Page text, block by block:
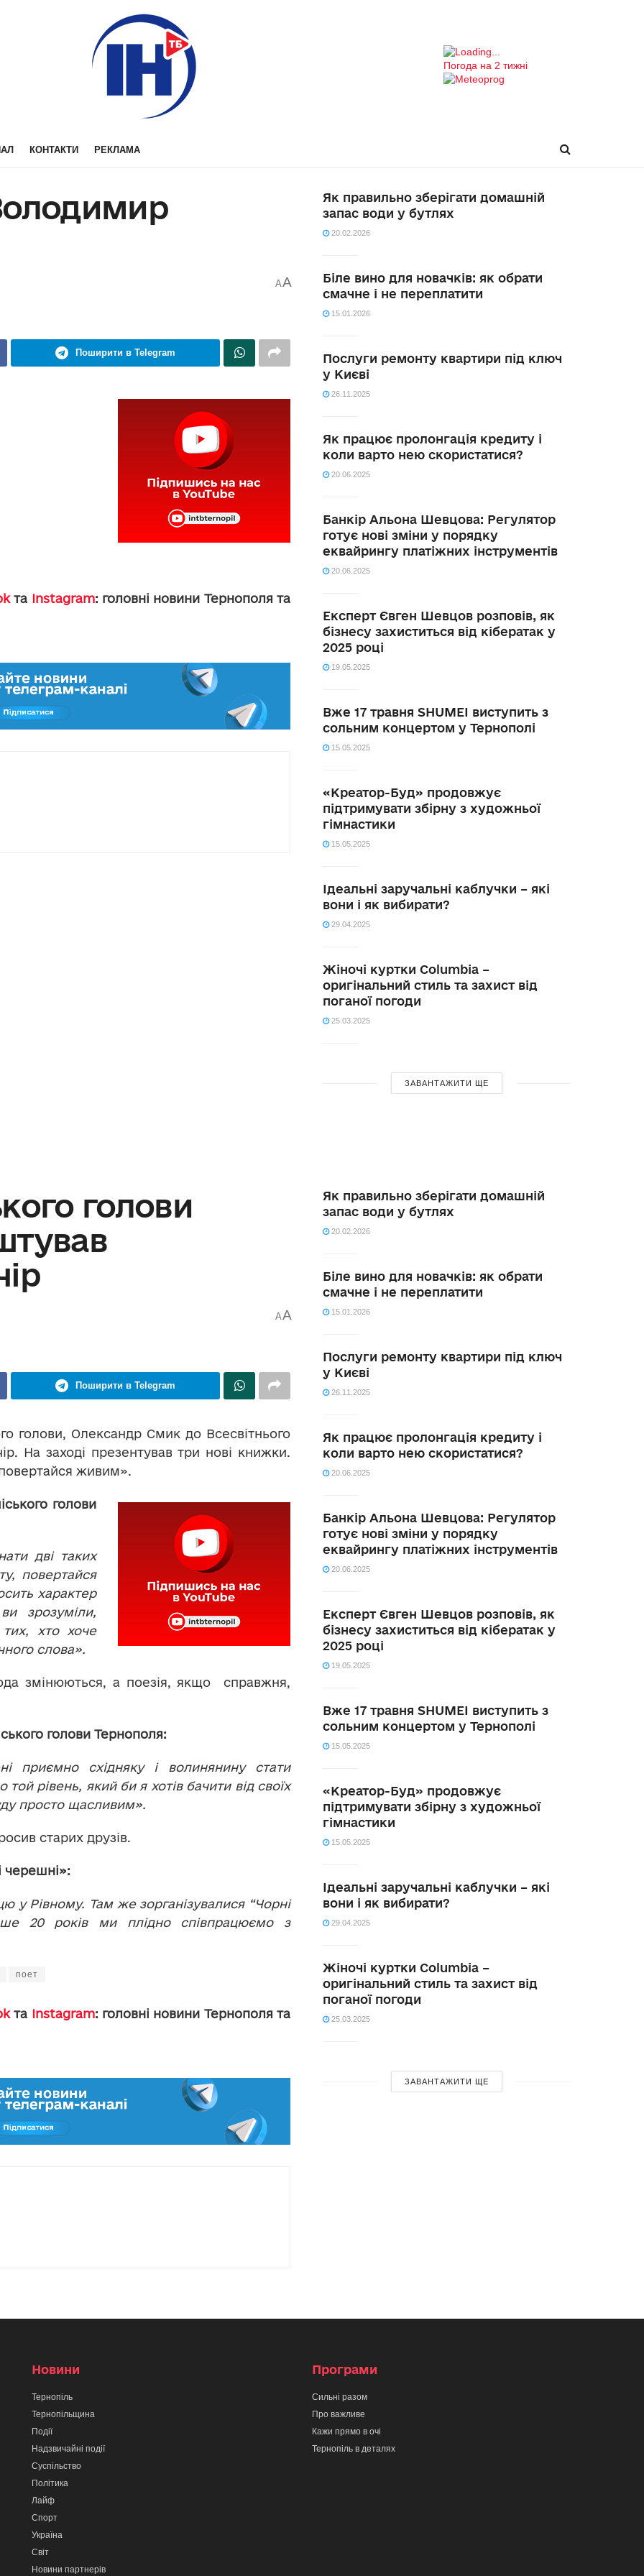
Погода на 2 тижні
КОНТАКТИ РЕКЛАМА
AA
Поширити в Telegram
та Instagram: головні новини Тернополя та
Як правильно зберігати домашній
запас води у бутлях
20.02.2026
Біле вино для новачків: як обрати
смачне і не переплатити
15.01.2026
Послуги ремонту квартири під ключ
у Києві
26.11.2025
Як працює пролонгація кредиту і
коли варто нею скористатися?
20.06.2025
Банкір Альона Шевцова: Регулятор
готує нові зміни у порядку
еквайрингу платіжних інструментів
20.06.2025
Експерт Євген Шевцов розповів, як
бізнесу захиститься від кібератак у
2025 році
19.05.2025
Вже 17 травня SHUMEI виступить з
сольним концертом у Тернополі
15.05.2025
«Креатор-Буд» продовжує
підтримувати збірну з художньої
гімнастики
15.05.2025
Ідеальні заручальні каблучки – які
вони і як вибирати?
29.04.2025
Жіночі куртки Columbia –
оригінальний стиль та захист від
поганої погоди
25.03.2025
ЗАВАНТАЖИТИ ЩЕ
голови
AA
Поширити в Telegram
голови, Олександр Смик до Всесвітнього
На заході презентував три нові книжки.
живим».
голови
дві таких
повертайся
характер
зрозуміли,
хто хоче
слова».
змінюються, а поезія, якщо справжня,
голови Тернополя:
приємно східняку і волинянину стати
рівень, який би я хотів бачити від своїх
просто щасливим».
старих друзів.
черешні»:
у Рівному. Там же зорганізувалися “Чорні
20 років ми плідно співпрацюємо з
поет
та Instagram: головні новини Тернополя та
Як правильно зберігати домашній
запас води у бутлях
20.02.2026
Біле вино для новачків: як обрати
смачне і не переплатити
15.01.2026
Послуги ремонту квартири під ключ
у Києві
26.11.2025
Як працює пролонгація кредиту і
коли варто нею скористатися?
20.06.2025
Банкір Альона Шевцова: Регулятор
готує нові зміни у порядку
еквайрингу платіжних інструментів
20.06.2025
Експерт Євген Шевцов розповів, як
бізнесу захиститься від кібератак у
2025 році
19.05.2025
Вже 17 травня SHUMEI виступить з
сольним концертом у Тернополі
15.05.2025
«Креатор-Буд» продовжує
підтримувати збірну з художньої
гімнастики
15.05.2025
Ідеальні заручальні каблучки – які
вони і як вибирати?
29.04.2025
Жіночі куртки Columbia –
оригінальний стиль та захист від
поганої погоди
25.03.2025
ЗАВАНТАЖИТИ ЩЕ
Новини
Тернопіль
Тернопільщина
Події
Надзвичайні події
Суспільство
Політика
Лайф
Спорт
Україна
Світ
Новини партнерів
Програми
Сильні разом
Про важливе
Кажи прямо в очі
Тернопіль в деталях